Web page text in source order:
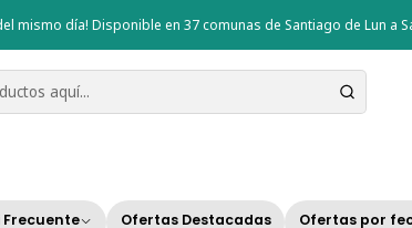
Frecuente Ofertas Destacadas Ofertas por
mismo día! Disponible en 37 comunas de Santiago de Lun a